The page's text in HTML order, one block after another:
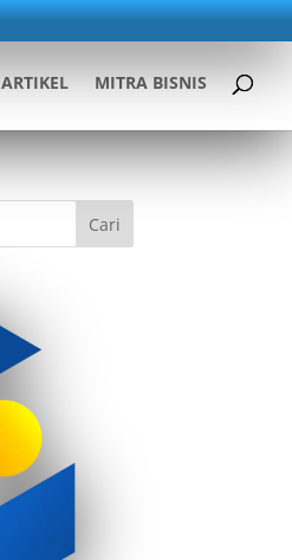
ARTIKEL MITRA BISNIS
Cari